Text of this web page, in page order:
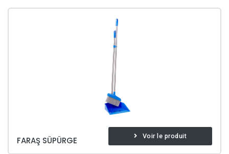
FARAŞ SÜPÜRGE Voir le produit